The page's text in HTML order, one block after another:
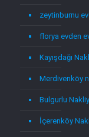
zeytinburnu
florya evden
Kayışdağı
Merdivenköy
Bulgurlu
İçerenköy